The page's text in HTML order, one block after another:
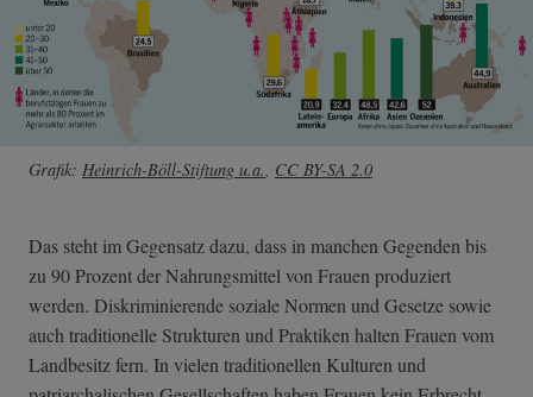
Grafik: Heinrich-Böll-Stiftung u.a., CC BY-SA 2.0
Das steht im Gegensatz dazu, dass in manchen Gegenden bis
zu 90 Prozent der Nahrungsmittel von Frauen produziert
werden. Diskriminierende soziale Normen und Gesetze sowie
auch traditionelle Strukturen und Praktiken halten Frauen vom
Landbesitz fern. In vielen traditionellen Kulturen und